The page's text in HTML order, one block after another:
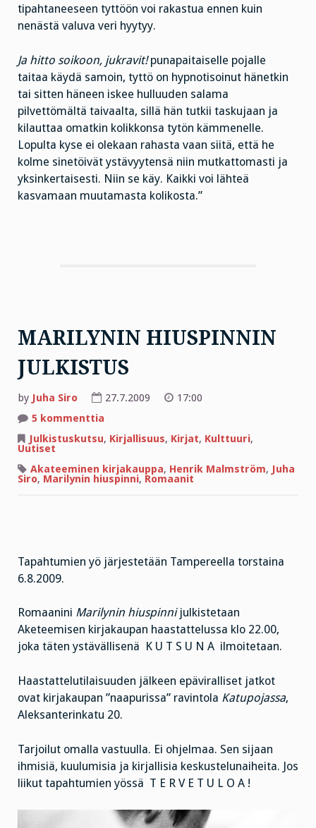
tipahtaneeseen tyttöön voi rakastua ennen kuin
nenästä valuva veri hyytyy.
Ja hitto soikoon, jukravit!punapaitaiselle pojalle
taitaa käydä samoin, tyttö on hypnotisoinut hänetkin
tai sitten häneen iskee hulluuden salama
pilvettömältä taivaalta, sillä hän tutkii taskujaan ja
kilauttaa omatkin kolikkonsa tytön kämmenelle.
Lopulta kyse ei olekaan rahasta vaan siitä, että he
kolme sinetöivät ystävyytensä niin mutkattomasti ja
yksinkertaisesti. Niin se käy. Kaikki voi lähteä
kasvamaan muutamasta kolikosta.”
MARILYNIN HIUSPINNIN
JULKISTUS
by Juha Siro 27.7.2009
17:00
5 kommenttia
HIUSPINNIN
JULKISTUS
Julkistuskutsu, Kirjallisuus, Kirjat, Kulttuuri,
Uutiset
Akateeminen kirjakauppa, Henrik Malmström, Juha
Siro, Marilynin hiuspinni, Romaanit
Tapahtumien yö järjestetään Tampereella torstaina
6.8.2009.
Romaanini Marilynin hiuspinnijulkistetaan
Aketeemisen kirjakaupan haastattelussa klo 22.00,
joka täten ystävällisenä K U T S U N A ilmoitetaan.
Haastattelutilaisuuden jälkeen epäviralliset jatkot
ovat kirjakaupan ”naapurissa” ravintola Katupojassa,
Aleksanterinkatu 20.
Tarjoilut omalla vastuulla. Ei ohjelmaa. Sen sijaan
ihmisiä, kuulumisia ja kirjallisia keskustelunaiheita. Jos
liikut tapahtumien yössä T E R V E T U L O A !